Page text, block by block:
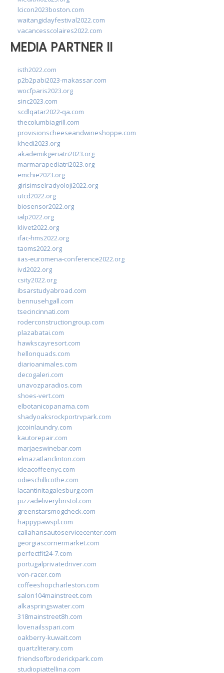
lcicon2023boston.com
waitangidayfestival2022.com
vacancesscolaires2022.com
MEDIA PARTNER II
isth2022.com
p2b2pabi2023-makassar.com
wocfparis2023.org
sinc2023.com
scdlqatar2022-qa.com
thecolumbiagrill.com
provisionscheeseandwineshoppe.com
khedi2023.org
akademikgeriatri2023.org
marmarapediatri2023.org
emchie2023.org
girisimselradyoloji2022.org
utcd2022.org
biosensor2022.org
ialp2022.org
klivet2022.org
ifac-hms2022.org
taoms2022.org
iias-euromena-conference2022.org
ivd2022.org
csity2022.org
ibsarstudyabroad.com
bennusehgall.com
tsecincinnati.com
roderconstructiongroup.com
plazabatai.com
hawkscayresort.com
hellonquads.com
diarioanimales.com
decogaleri.com
unavozparadios.com
shoes-vert.com
elbotanicopanama.com
shadyoaksrockportrvpark.com
jccoinlaundry.com
kautorepair.com
marjaeswinebar.com
elmazatlanclinton.com
ideacoffeenyc.com
odieschillicothe.com
lacantinitagalesburg.com
pizzadeliverybristol.com
greenstarsmogcheck.com
happypawspl.com
callahansautoservicecenter.com
georgiascornermarket.com
perfectfit24-7.com
portugalprivatedriver.com
von-racer.com
coffeeshopcharleston.com
salon104mainstreet.com
alkaspringswater.com
318mainstreet8h.com
lovenailsspari.com
oakberry-kuwait.com
quartzliterary.com
friendsofbroderickpark.com
studiopiattellina.com